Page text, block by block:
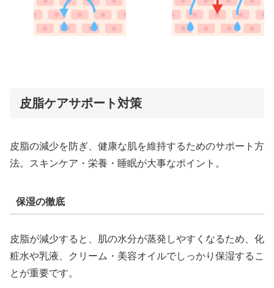
皮脂ケアサポート対策
皮脂の減少を防ぎ、健康な肌を維持するためのサポート方
法。スキンケア・栄養・睡眠が大事なポイント。
保湿の徹底
皮脂が減少すると、肌の水分が蒸発しやすくなるため、化
粧水や乳液、クリーム・美容オイルでしっかり保湿するこ
とが重要です。